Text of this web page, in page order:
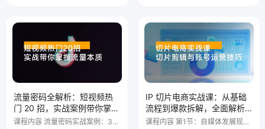
格定位及优化方向 .mp4 主播表现
通单收劃：单品付费五种通单技巧
1.mp4 起号玩法：高开低单品微憋
单节奏.mp4 通单收割…
跃提升流量分发精准度.mp4 行家
都不知道的推荐算法让你快速首发
上热门.mp4 可复制的文案模板语
文学渣也能写出爆款视频脚本.mp
4 爆款视频的3大拍摄手法4个补
光技巧，现学现…
流量密码全解析：短视频热
门 20 招，实战案例带你掌握
流量本质
课程内容 流量密码实战案例：3B
IP 切片电商实战课：从基础
流程到爆款拆解，全面解析
切片剪辑与账号运营技巧
课程内容 第1节：自媒体发展现状